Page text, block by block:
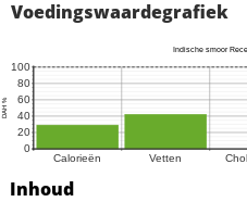
Voedingswaardegrafiek
Inhoud